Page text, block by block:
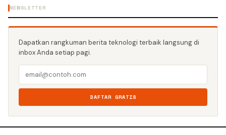
NEWSLETTER
Dapatkan rangkuman berita teknologi terbaik langsung di
inbox Anda setiap pagi.
DAFTAR GRATIS